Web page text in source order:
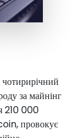
за майнінг
210 000
провокує